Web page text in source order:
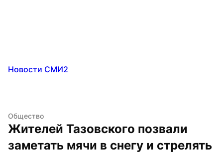
Новости СМИ2
Общество
Жителей Тазовского позвали
заметать мячи в снегу и стрелять